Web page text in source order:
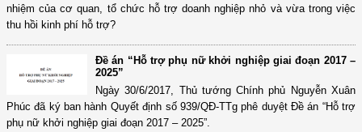
nhiệm của cơ quan, tổ chức hỗ trợ doanh nghiệp nhỏ và vừa trong việc
thu hồi kinh phí hỗ trợ?
Đề án “Hỗ trợ phụ nữ khởi nghiệp giai đoạn 2017 –
2025”
Ngày 30/6/2017, Thủ tướng Chính phủ Nguyễn Xuân
Phúc đã ký ban hành Quyết định số 939/QĐ-TTg phê duyệt Đề án “Hỗ trợ
phụ nữ khởi nghiệp giai đoạn 2017 – 2025”.